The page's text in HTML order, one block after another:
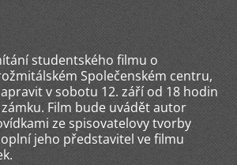
studentského filmu o
Společenském centru,
v sobotu 12. září od 18 hodin
Film bude uvádět autor
ze spisovatelovy tvorby
jeho představitel ve filmu